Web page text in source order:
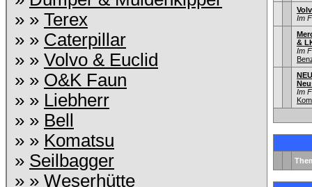
» » Terex
» » Caterpillar
» » Volvo & Euclid
» » O&K Faun
» » Liebherr
» » Bell
» » Komatsu
» Seilbagger
» » Weserhütte
Im
&
Im
Im